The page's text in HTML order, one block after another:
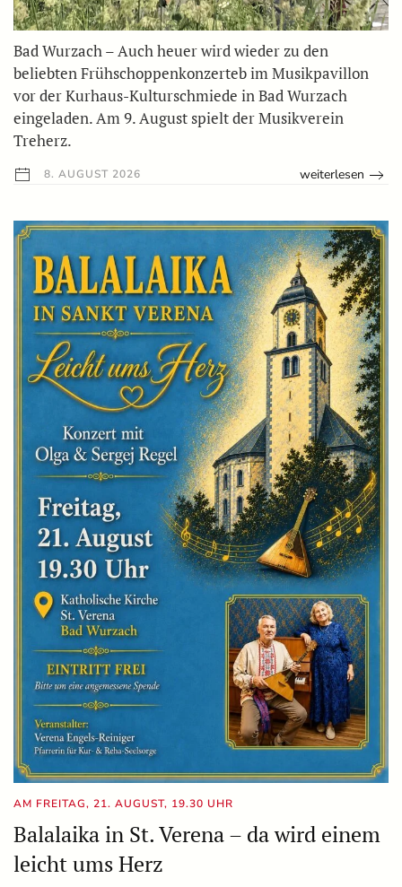
Bad Wurzach – Auch heuer wird wieder zu den
beliebten Frühschoppenkonzerteb im Musikpavillon
vor der Kurhaus-Kulturschmiede in Bad Wurzach
eingeladen. Am 9. August spielt der Musikverein
Treherz.
8. AUGUST 2026 weiterlesen
AM FREITAG, 21. AUGUST, 19.30 UHR
Balalaika in St. Verena – da wird einem
leicht ums Herz